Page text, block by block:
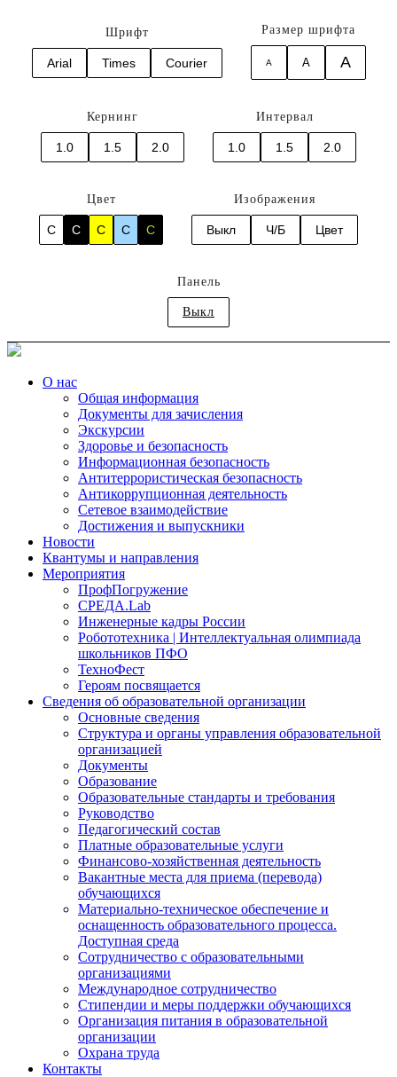
Шрифт
Arial Times Courier
Размер шрифта
A A A
Кернинг
1.0 1.5 2.0
Интервал
1.0 1.5 2.0
Цвет
C C C C C
Изображения
Выкл Ч/Б Цвет
Панель
Выкл
О нас
Общая информация
Документы для зачисления
Экскурсии
Здоровье и безопасность
Информационная безопасность
Антитеррористическая безопасность
Антикоррупционная деятельность
Сетевое взаимодействие
Достижения и выпускники
Новости
Квантумы и направления
Мероприятия
ПрофПогружение
СРЕДА.Lab
Инженерные кадры России
Робототехника | Интеллектуальная олимпиада
школьников ПФО
ТехноФест
Героям посвящается
Сведения об образовательной организации
Основные сведения
Структура и органы управления образовательной
организацией
Документы
Образование
Образовательные стандарты и требования
Руководство
Педагогический состав
Платные образовательные услуги
Финансово-хозяйственная деятельность
Вакантные места для приема (перевода)
обучающихся
Материально-техническое обеспечение и
оснащенность образовательного процесса.
Доступная среда
Сотрудничество с образовательными
организациями
Международное сотрудничество
Стипендии и меры поддержки обучающихся
Организация питания в образовательной
организации
Охрана труда
Контакты